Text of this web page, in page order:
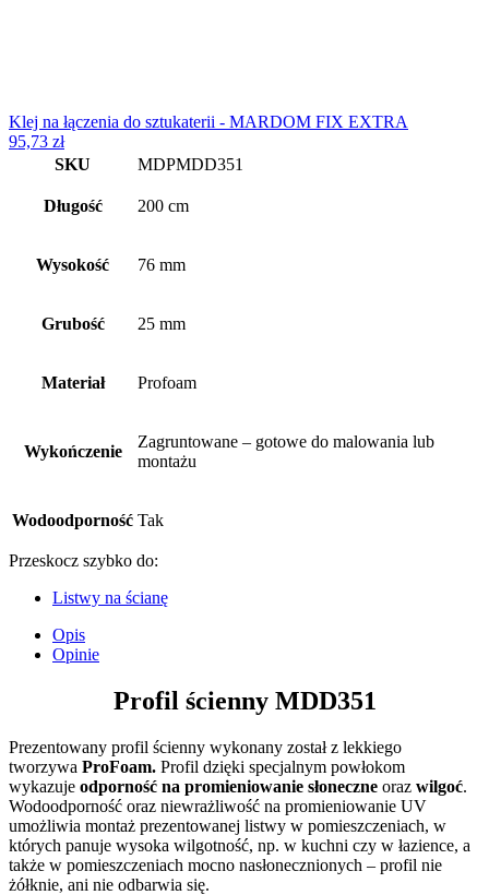
Klej na łączenia do sztukaterii - MARDOM FIX EXTRA
95,73 zł
SKU
MDPMDD351
Długość 200 cm
Wysokość 76 mm
Grubość 25 mm
Materiał Profoam
Wykończenie
Zagruntowane – gotowe do malowania lub
montażu
Wodoodporność Tak
Przeskocz szybko do:
Listwy na ścianę
Opis
Opinie
Profil ścienny MDD351
Prezentowany profil ścienny wykonany został z lekkiego
tworzywa ProFoam. Profil dzięki specjalnym powłokom
wykazuje odporność na promieniowanie słoneczne oraz wilgoć.
Wodoodporność oraz niewrażliwość na promieniowanie UV
umożliwia montaż prezentowanej listwy w pomieszczeniach, w
których panuje wysoka wilgotność, np. w kuchni czy w łazience, a
także w pomieszczeniach mocno nasłonecznionych – profil nie
żółknie, ani nie odbarwia się.